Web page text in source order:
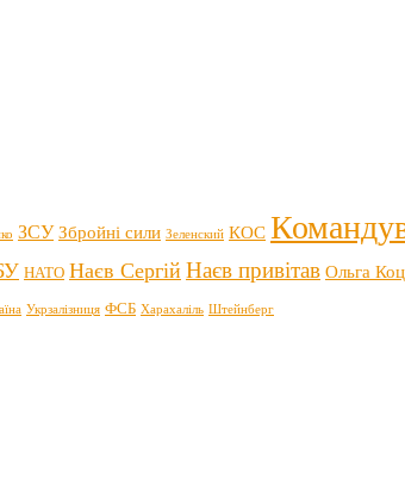
ЗСУ Збройні сили Зеленский КОС
НАТО Наєв Сергій Наєв привітав Ольга
Укрзалізниця ФСБ Харахаліль Штейнберг